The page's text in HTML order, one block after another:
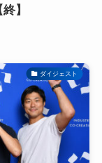
】
ダイジェスト